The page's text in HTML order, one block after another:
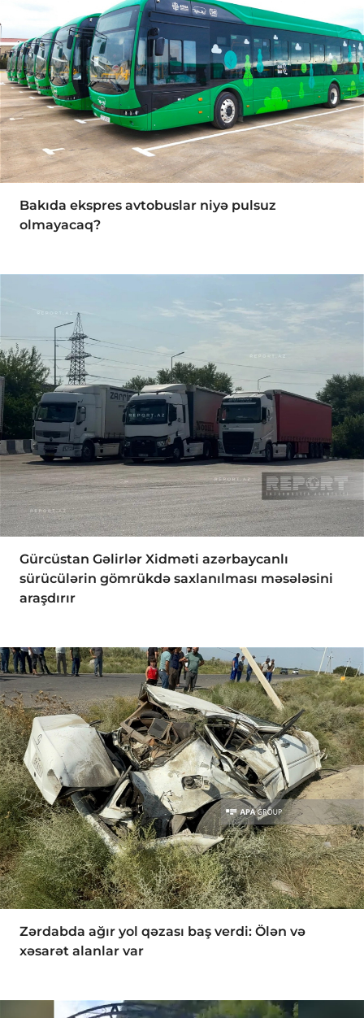
Bakıda ekspres avtobuslar niyə pulsuz
olmayacaq?
Gürcüstan Gəlirlər Xidməti azərbaycanlı
sürücülərin gömrükdə saxlanılması məsələsini
araşdırır
Zərdabda ağır yol qəzası baş verdi: Ölən və
xəsarət alanlar var